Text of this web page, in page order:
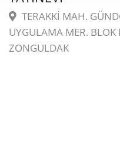
TERAKKİ MAH.
UYGULAMA MER.
ZONGULDAK